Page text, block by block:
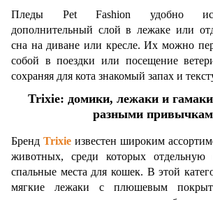
Пледы Pet Fashion удобно
дополнительный слой в лежаке или
сна на диване или кресле. Их можно
собой в поездки или посещение
сохраняя для кота знакомый запах и
Trixie: домики, лежаки и
разными
Бренд Trixie известен широким
животных, среди которых отдельную
спальные места для кошек. В этой
мягкие лежаки с плюшевым